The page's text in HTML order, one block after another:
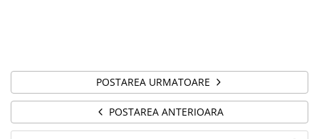
POSTAREA URMATOARE
POSTAREA ANTERIOARA